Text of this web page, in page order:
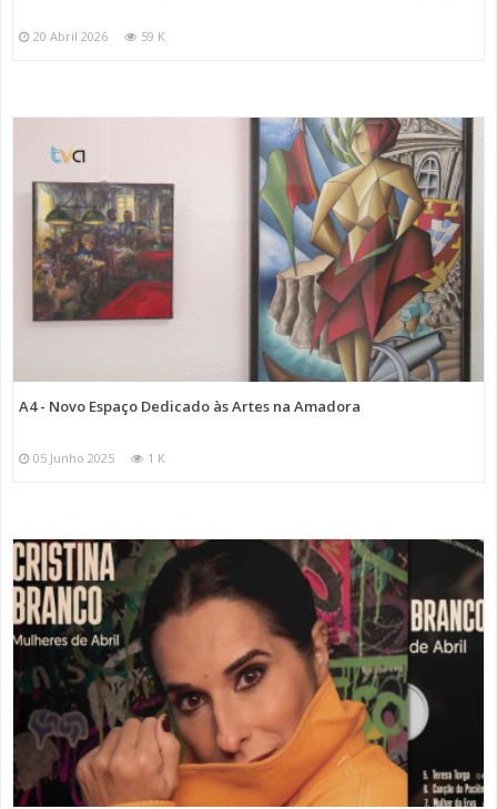
20 Abril 2026 59 K
A4 - Novo Espaço Dedicado às Artes na Amadora
05 Junho 2025 1 K